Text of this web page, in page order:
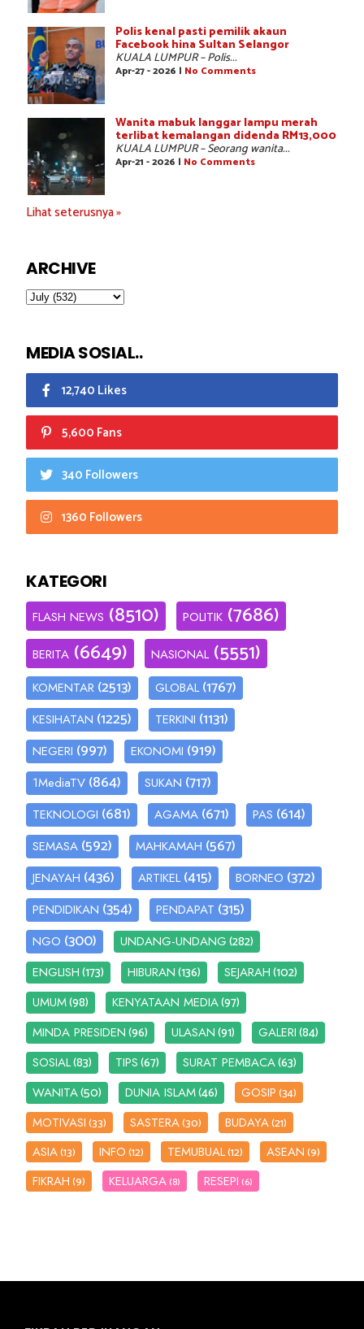
Polis kenal pasti pemilik akaun
Facebook hina Sultan Selangor
KUALA LUMPUR – Polis...
Apr-27 - 2026 | No Comments
Wanita mabuk langgar lampu merah
terlibat kemalangan didenda RM13,000
KUALA LUMPUR – Seorang wanita...
Apr-21 - 2026 | No Comments
Lihat seterusnya »
ARCHIVE
MEDIA SOSIAL..
12,740 Likes
5,600 Fans
340 Followers
1360 Followers
KATEGORI
FLASH NEWS (8510) POLITIK (7686)
BERITA (6649) NASIONAL (5551)
KOMENTAR (2513) GLOBAL (1767)
KESIHATAN (1225) TERKINI (1131)
NEGERI (997) EKONOMI (919)
1MediaTV (864) SUKAN (717)
TEKNOLOGI (681) AGAMA (671) PAS (614)
SEMASA (592) MAHKAMAH (567)
JENAYAH (436) ARTIKEL (415) BORNEO (372)
PENDIDIKAN (354) PENDAPAT (315)
NGO (300) UNDANG-UNDANG(282)
ENGLISH(173) HIBURAN(136) SEJARAH(102)
UMUM(98) KENYATAAN MEDIA(97)
MINDA PRESIDEN(96) ULASAN(91) GALERI(84)
SOSIAL(83) TIPS(67) SURAT PEMBACA(63)
WANITA(50) DUNIA ISLAM(46) GOSIP(34)
MOTIVASI(33) SASTERA(30) BUDAYA(21)
ASIA(13) INFO(12) TEMUBUAL(12) ASEAN(9)
FIKRAH(9) KELUARGA (8) RESEPI (6)